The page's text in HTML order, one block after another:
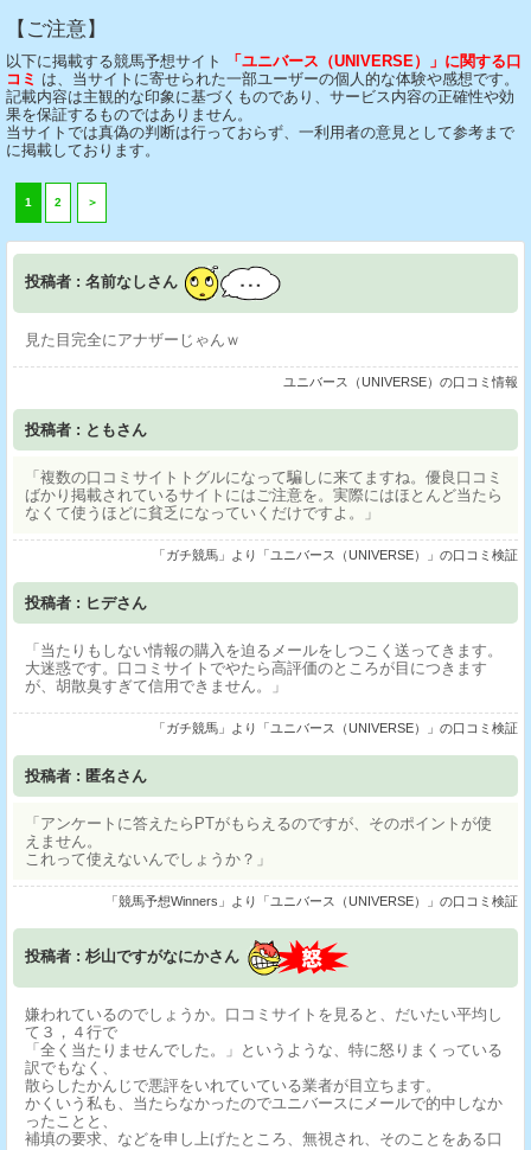
【ご注意】
以下に掲載する競馬予想サイト
「ユニバース（UNIVERSE）」に関する口
コミ は、当サイトに寄せられた一部ユーザーの個人的な体験や感想です。
記載内容は主観的な印象に基づくものであり、サービス内容の正確性や効
果を保証するものではありません。
当サイトでは真偽の判断は行っておらず、一利用者の意見として参考まで
に掲載しております。
1 2 ＞
投稿者 : 名前なしさん
見た目完全にアナザーじゃんｗ
ユニバース（UNIVERSE）の口コミ情報
投稿者 : ともさん
「複数の口コミサイトトグルになって騙しに来てますね。優良口コミ
ばかり掲載されているサイトにはご注意を。実際にはほとんど当たら
なくて使うほどに貧乏になっていくだけですよ。」
「ガチ競馬」より「ユニバース（UNIVERSE）」の口コミ検証
投稿者 : ヒデさん
「当たりもしない情報の購入を迫るメールをしつこく送ってきます。
大迷惑です。口コミサイトでやたら高評価のところが目につきます
が、胡散臭すぎて信用できません。」
「ガチ競馬」より「ユニバース（UNIVERSE）」の口コミ検証
投稿者 : 匿名さん
「アンケートに答えたらPTがもらえるのですが、そのポイントが使
えません。
これって使えないんでしょうか？」
「競馬予想Winners」より「ユニバース（UNIVERSE）」の口コミ検証
投稿者 : 杉山ですがなにかさん
嫌われているのでしょうか。口コミサイトを見ると、だいたい平均し
て３，４行で
「全く当たりませんでした。」というような、特に怒りまくっている
訳でもなく、
散らしたかんじで悪評をいれていている業者が目立ちます。
かくいう私も、当たらなかったのでユニバースにメールで的中しなか
ったことと、
補填の要求、などを申し上げたところ、無視され、そのことをある口